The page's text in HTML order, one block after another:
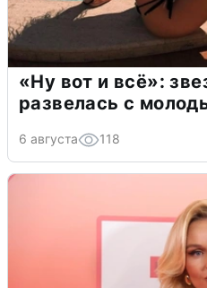
«Ну вот и всё»:
развелась с
6 августа 118